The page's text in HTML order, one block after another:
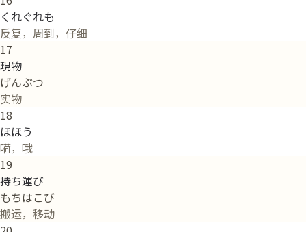
くれぐれも
反复，周到，仔细
17
現物
げんぶつ
实物
18
ほほう
嗬，哦
19
持ち運び
もちはこび
搬运，移动